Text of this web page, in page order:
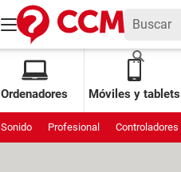
Ordenadores Móviles y tablets
Sonido Profesional Controladores